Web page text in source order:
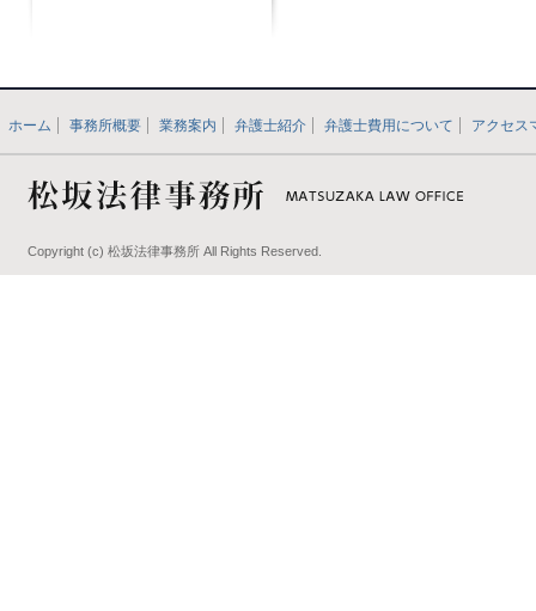
ホーム 事務所概要 業務案内 弁護士紹介 弁護士費用について アクセス
Copyright (c) 松坂法律事務所 All Rights Reserved.